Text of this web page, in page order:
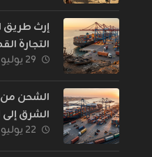
إرث طريق
التجارة
العالم؟
٢٩ يوليو ٢٠٢٦
الشحن
الشرق إلى
٢٢ يوليو ٢٠٢٦